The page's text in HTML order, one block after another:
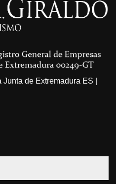
de Extremadura ES |